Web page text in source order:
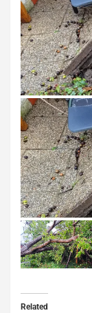
Related